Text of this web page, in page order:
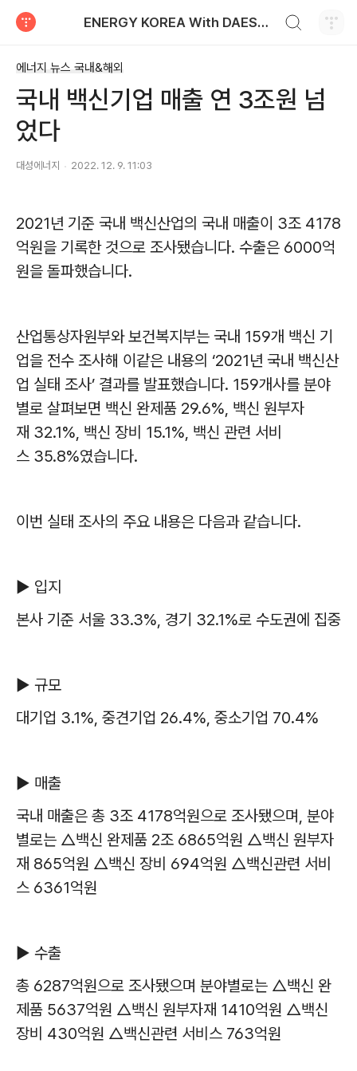
ENERGY KOREA With DAESUNG ENERGY
에너지 뉴스 국내&해외
국내 백신기업 매출 연 3조원 넘
었다
대성에너지 2022. 12. 9. 11:03
2021년 기준 국내 백신산업의 국내 매출이 3조 4178
억원을 기록한 것으로 조사됐습니다. 수출은 6000억
원을 돌파했습니다.
산업통상자원부와 보건복지부는 국내 159개 백신 기
업을 전수 조사해 이같은 내용의 ‘2021년 국내 백신산
업 실태 조사’ 결과를 발표했습니다. 159개사를 분야
별로 살펴보면 백신 완제품 29.6%, 백신 원부자
재 32.1%, 백신 장비 15.1%, 백신 관련 서비
스 35.8%였습니다.
이번 실태 조사의 주요 내용은 다음과 같습니다.
▶ 입지
본사 기준 서울 33.3%, 경기 32.1%로 수도권에 집중
▶ 규모
대기업 3.1%, 중견기업 26.4%, 중소기업 70.4%
▶ 매출
국내 매출은 총 3조 4178억원으로 조사됐으며, 분야
별로는 △백신 완제품 2조 6865억원 △백신 원부자
재 865억원 △백신 장비 694억원 △백신관련 서비
스 6361억원
▶ 수출
총 6287억원으로 조사됐으며 분야별로는 △백신 완
제품 5637억원 △백신 원부자재 1410억원 △백신
장비 430억원 △백신관련 서비스 763억원